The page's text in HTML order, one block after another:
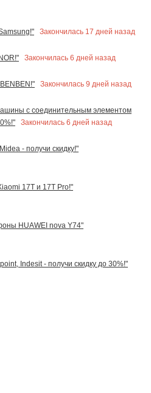
Закончилась 17 дней назад
Закончилась 6 дней назад
Закончилась 9 дней назад
с соединительным элементом
Закончилась 6 дней назад
- получи скидку!"
17T и 17T Pro!"
HUAWEI nova Y74"
Indesit - получи скидку до 30%!"